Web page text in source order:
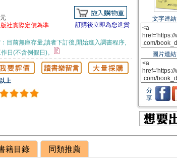
元
社實際定價為準
訂購後立即為您進貨
目前無庫存量,讀者下訂後,開始進入調書程序,
日(不含例假日)。
上
文字連結
圖片連結
分
享
籍目錄 同類推薦